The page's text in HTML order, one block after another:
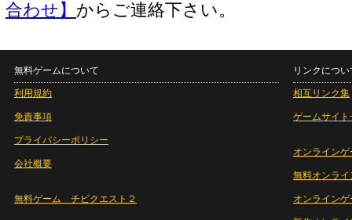
合わせ】 からご連絡下さい。
無料ゲームについて
利用規約
免責事項
プライバシーポリシー
会社概要
無料ゲーム チビクエスト２
リンクについ
相互リンク集
ゲームサイト
オンラインゲ
無料オンライ
オンライン